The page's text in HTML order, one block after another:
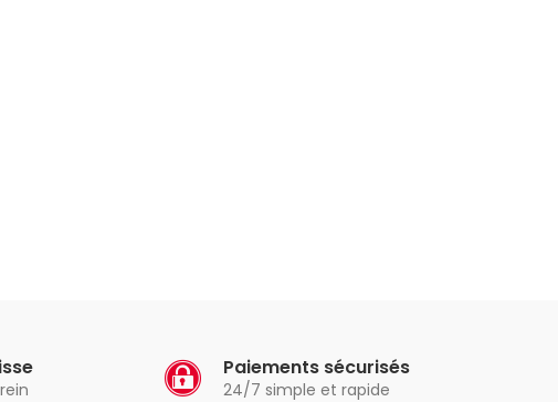
Paiements sécurisés
24/7 simple et rapide